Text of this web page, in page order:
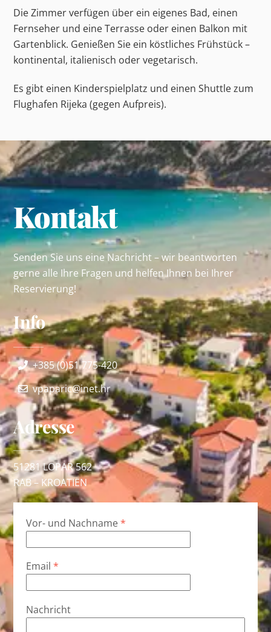
Die Zimmer verfügen über ein eigenes Bad, einen
Fernseher und eine Terrasse oder einen Balkon mit
Gartenblick. Genießen Sie ein köstliches Frühstück –
kontinental, italienisch oder vegetarisch.
Es gibt einen Kinderspielplatz und einen Shuttle zum
Flughafen Rijeka (gegen Aufpreis).
Kontakt
Senden Sie uns eine Nachricht – wir beantworten
gerne alle Ihre Fragen und helfen Ihnen bei Ihrer
Reservierung!
Info
+385 (0)51 775-420
vpaparic@inet.hr
Adresse
51281 LOPAR 562
RAB –KROATIEN
Vor- und Nachname*
Email *
Nachricht